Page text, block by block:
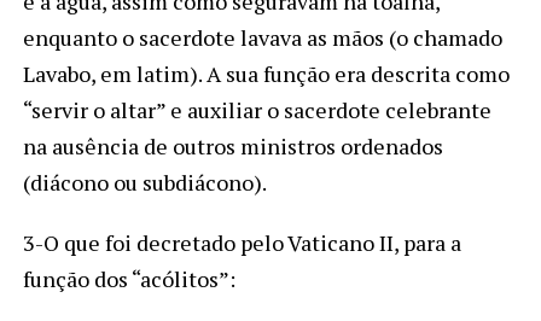
enquanto o sacerdote lavava as mãos (o chamado
Lavabo, em latim). A sua função era descrita como
“servir o altar” e auxiliar o sacerdote celebrante
na ausência de outros ministros ordenados
(diácono ou subdiácono).
3-O que foi decretado pelo Vaticano II, para a
função dos “acólitos”: